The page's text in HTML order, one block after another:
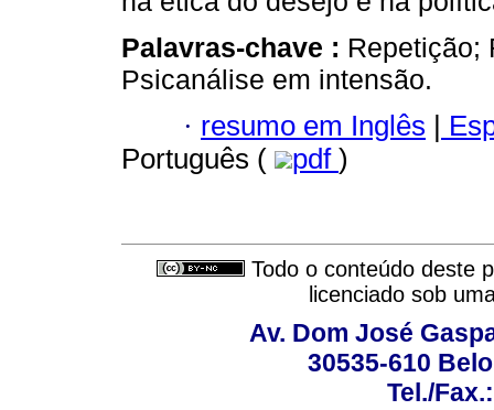
Palavras-chave : Repetição;
Psicanálise em intensão.
· resumo em Inglês
Português (
pdf )
Todo o conteúdo deste
licenciado sob
Av. Dom José
30535-610
Tel./